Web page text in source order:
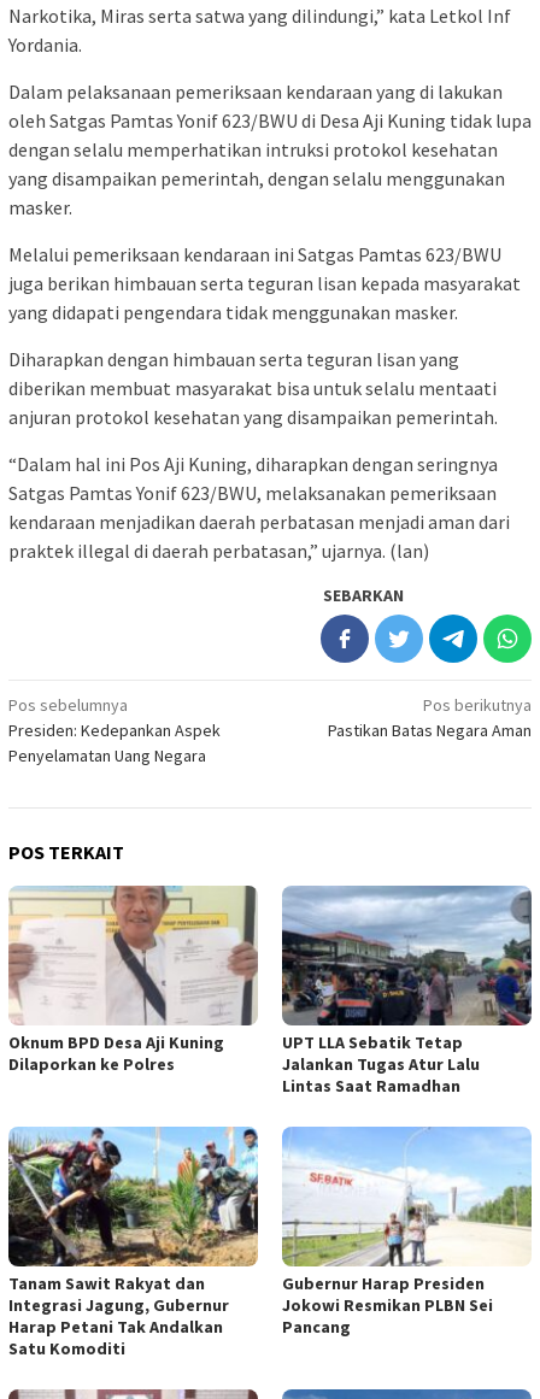
Narkotika, Miras serta satwa yang dilindungi,” kata Letkol Inf
Yordania.
Dalam pelaksanaan pemeriksaan kendaraan yang di lakukan
oleh Satgas Pamtas Yonif 623/BWU di Desa Aji Kuning tidak lupa
dengan selalu memperhatikan intruksi protokol kesehatan
yang disampaikan pemerintah, dengan selalu menggunakan
masker.
Melalui pemeriksaan kendaraan ini Satgas Pamtas 623/BWU
juga berikan himbauan serta teguran lisan kepada masyarakat
yang didapati pengendara tidak menggunakan masker.
Diharapkan dengan himbauan serta teguran lisan yang
diberikan membuat masyarakat bisa untuk selalu mentaati
anjuran protokol kesehatan yang disampaikan pemerintah.
“Dalam hal ini Pos Aji Kuning, diharapkan dengan seringnya
Satgas Pamtas Yonif 623/BWU, melaksanakan pemeriksaan
kendaraan menjadikan daerah perbatasan menjadi aman dari
praktek illegal di daerah perbatasan,” ujarnya. (lan)
SEBARKAN
Navigasi
pos
Pos sebelumnya
Presiden: Kedepankan Aspek
Penyelamatan Uang Negara
Pos berikutnya
Pastikan Batas Negara Aman
POS TERKAIT
Oknum BPD Desa Aji Kuning
Dilaporkan ke Polres
UPT LLA Sebatik Tetap
Jalankan Tugas Atur Lalu
Lintas Saat Ramadhan
Tanam Sawit Rakyat dan
Integrasi Jagung, Gubernur
Harap Petani Tak Andalkan
Satu Komoditi
Gubernur Harap Presiden
Jokowi Resmikan PLBN Sei
Pancang